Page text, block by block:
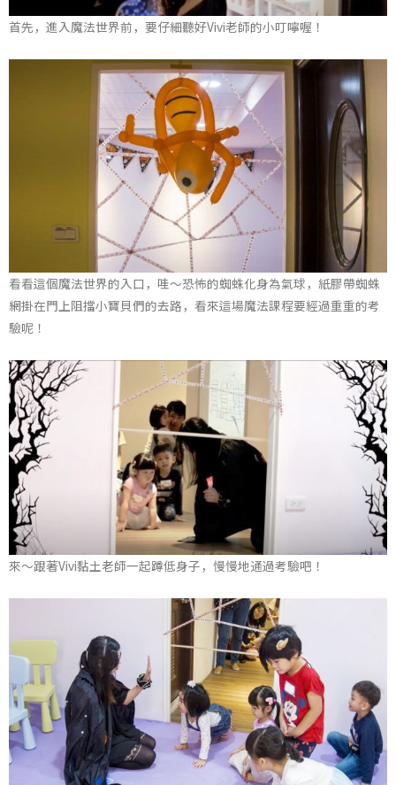
首先，進入魔法世界前，要仔細聽好Vivi老師的小叮嚀喔！
看看這個魔法世界的入口，哇～恐怖的蜘蛛化身為氣球，紙膠帶蜘蛛
網掛在門上阻擋小寶貝們的去路，看來這場魔法課程要經過重重的考
驗呢！
來～跟著Vivi黏土老師一起蹲低身子，慢慢地通過考驗吧！